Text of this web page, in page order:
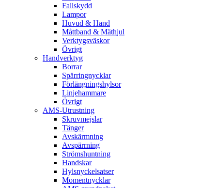
Fallskydd
Lampor
Huvud & Hand
Måttband & Mäthjul
Verktygsväskor
Övrigt
Handverktyg
Borrar
Spärringnycklar
Förlängningshylsor
Linjehammare
Övrigt
AMS-Utrustning
Skruvmejslar
Tänger
Avskärmning
Avspärrning
Strömshuntning
Handskar
Hylsnyckelsatser
Momentnycklar